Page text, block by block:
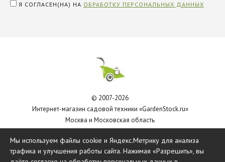
Я СОГЛАСЕН(НА) НА ОБРАБОТКУ ПЕРСОНАЛЬНЫХ ДАННЫХ
© 2007-2026
Интернет-магазин садовой техники «GardenStock.ru»
Москва и Московская область
Мы используем файлы cookie и Яндекс.Метрику для анализа
трафика и улучшения работы сайта. Нажимая «Разрешить», вы